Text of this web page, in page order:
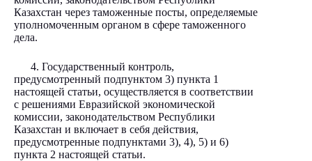
Казахстан через таможенные посты, определяемые
уполномоченным органом в сфере таможенного
дела.
4. Государственный контроль,
предусмотренный подпунктом 3) пункта 1
настоящей статьи, осуществляется в соответствии
с решениями Евразийской экономической
комиссии, законодательством Республики
Казахстан и включает в себя действия,
предусмотренные подпунктами 3), 4), 5) и 6)
пункта 2 настоящей статьи.